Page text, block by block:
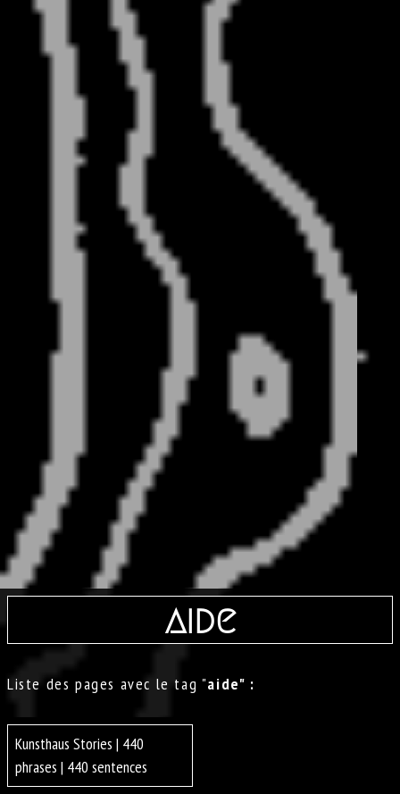
aide
Liste des pages avec le tag "aide" :
Kunsthaus Stories | 440
phrases | 440 sentences